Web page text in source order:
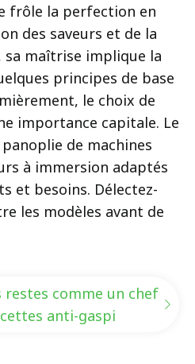
frôle la perfection en
des saveurs et de la
maîtrise implique la
principes de base
le choix de
importance capitale. Le
de machines
à immersion adaptés
et besoins. Délectez-
les modèles avant de
restes comme un chef
anti-gaspi